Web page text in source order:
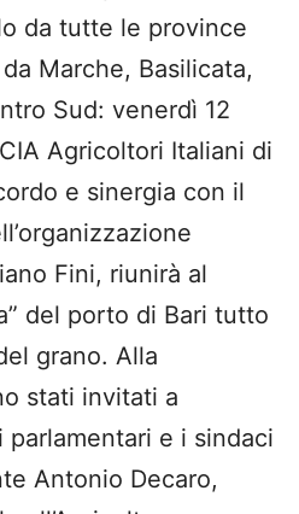
da tutte le province
Marche, Basilicata,
Sud: venerdì 12
Agricoltori Italiani di
e sinergia con il
Fini, riunirà al
del porto di Bari tutto
grano. Alla
stati invitati a
e i sindaci
Antonio Decaro,